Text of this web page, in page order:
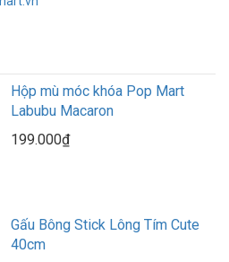
Hộp mù móc khóa Pop Mart
Labubu Macaron
199.000₫
Gấu Bông Stick Lông Tím Cute
40cm